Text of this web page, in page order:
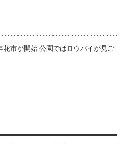
花市が開始 公園ではロウバイが見ご